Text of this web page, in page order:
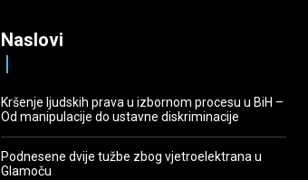
Naslovi
Kršenje ljudskih prava u izbornom procesu u BiH –
Od manipulacije do ustavne diskriminacije
Podnesene dvije tužbe zbog vjetroelektrana u
Glamoču